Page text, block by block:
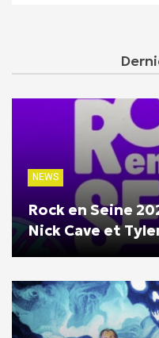
NEWS
Rock en Seine
Nick Cave et